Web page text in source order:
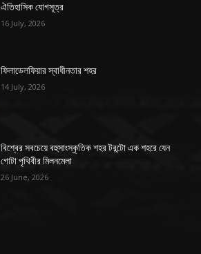
ঐতিহাসিক যোগসূত্র
16 July, 2026
ফিলাডেলফিয়ার স্বাধীনতার শহর
14 July, 2026
বিশ্বের সবচেয়ে বহুসাংস্কৃতিক শহর টরন্টো এক শহরে যেন
গোটা পৃথিবীর মিলনমেলা
26 June, 2026